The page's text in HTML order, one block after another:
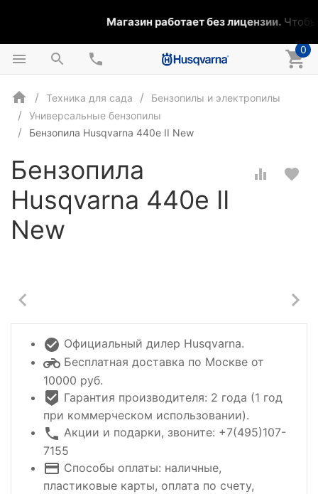
Магазин работает без лицензии.Чтобы
0
Техника для сада
Бензопилы и электропилы
Универсальные бензопилы
Бензопила Husqvarna 440e II New
Бензопила
Husqvarna 440e II
New
Официальный дилер Husqvarna.
Бесплатная доставка по Москве от
10000 руб.
Гарантия производителя: 2 года (1 год
при коммерческом использовании).
Акции и подарки, звоните: +7(495)107-
7155
Способы оплаты: наличные,
пластиковые карты, оплата по счету,